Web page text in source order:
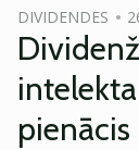
DIVIDENDES